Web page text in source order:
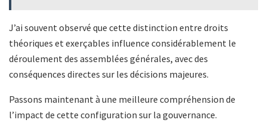
J’ai souvent observé que cette distinction entre droits
théoriques et exerçables influence considérablement le
déroulement des assemblées générales, avec des
conséquences directes sur les décisions majeures.
Passons maintenant à une meilleure compréhension de
l’impact de cette configuration sur la gouvernance.